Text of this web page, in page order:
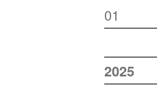
01
2025